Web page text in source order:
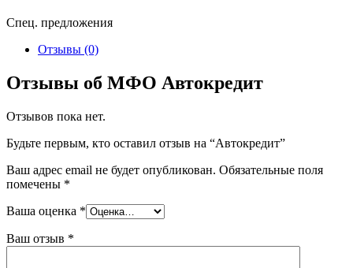
Спец. предложения
Отзывы (0)
Отзывы об МФО Автокредит
Отзывов пока нет.
Будьте первым, кто оставил отзыв на “Автокредит”
Ваш адрес email не будет опубликован. Обязательные поля
помечены *
Ваша оценка *
Ваш отзыв *